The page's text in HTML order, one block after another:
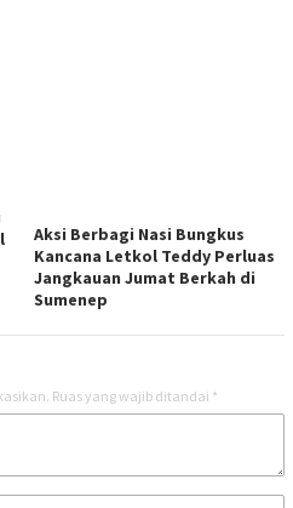
Aksi Berbagi Nasi Bungkus
Kancana Letkol Teddy Perluas
Jangkauan Jumat Berkah di
Sumenep
Ruas yang wajib ditandai *